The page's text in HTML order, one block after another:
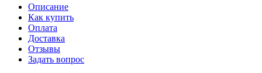
Описание
Как купить
Оплата
Доставка
Отзывы
Задать вопрос